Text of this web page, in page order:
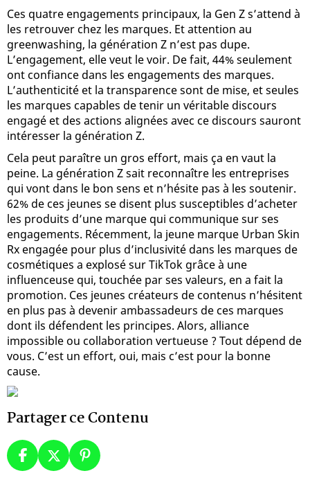
Ces quatre engagements principaux, la Gen Z s’attend à
les retrouver chez les marques. Et attention au
greenwashing, la génération Z n’est pas dupe.
L’engagement, elle veut le voir. De fait, 44% seulement
ont confiance dans les engagements des marques.
L’authenticité et la transparence sont de mise, et seules
les marques capables de tenir un véritable discours
engagé et des actions alignées avec ce discours sauront
intéresser la génération Z.
Cela peut paraître un gros effort, mais ça en vaut la
peine. La génération Z sait reconnaître les entreprises
qui vont dans le bon sens et n’hésite pas à les soutenir.
62% de ces jeunes se disent plus susceptibles d’acheter
les produits d’une marque qui communique sur ses
engagements. Récemment, la jeune marque Urban Skin
Rx engagée pour plus d’inclusivité dans les marques de
cosmétiques a explosé sur TikTok grâce à une
influenceuse qui, touchée par ses valeurs, en a fait la
promotion. Ces jeunes créateurs de contenus n’hésitent
en plus pas à devenir ambassadeurs de ces marques
dont ils défendent les principes. Alors, alliance
impossible ou collaboration vertueuse ? Tout dépend de
vous. C’est un effort, oui, mais c’est pour la bonne
cause.
Partager ce Contenu